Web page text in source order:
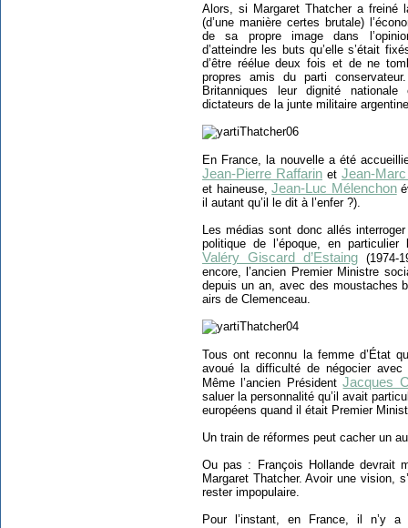
Alors, si Margaret Thatcher a freiné
(d’une manière certes brutale)
de sa propre image dans
d’atteindre les buts qu’elle s’était
d’être réélue deux fois et de ne
propres amis du parti
Britanniques leur dignité
dictateurs de la junte militaire
En France, la nouvelle a été
Jean-Pierre Raffarin et Jean-
et haineuse,Jean-Luc Mélenchon
il autant qu’il le dit à l’enfer ?).
Les médias sont donc allés
politique de l’époque, en particulier
Valéry Giscard d’Estaing (1974-
encore, l’ancien Premier Ministre
depuis un an, avec des moustaches
airs de Clemenceau.
Tous ont reconnu la femme d’État
avoué la difficulté de négocier
Même l’ancien PrésidentJacques
saluer la personnalité qu’il avait
européens quand il était Premier
Un train de réformes peut cacher un
Ou pas : François Hollande devrait
Margaret Thatcher. Avoir une vision,
rester impopulaire.
Pour l’instant, en France, il n’y